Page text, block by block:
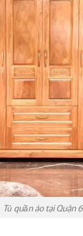
Tủ quần áo tại Quận 6